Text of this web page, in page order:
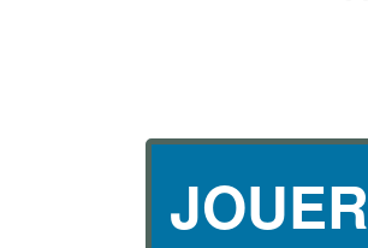
JOUER